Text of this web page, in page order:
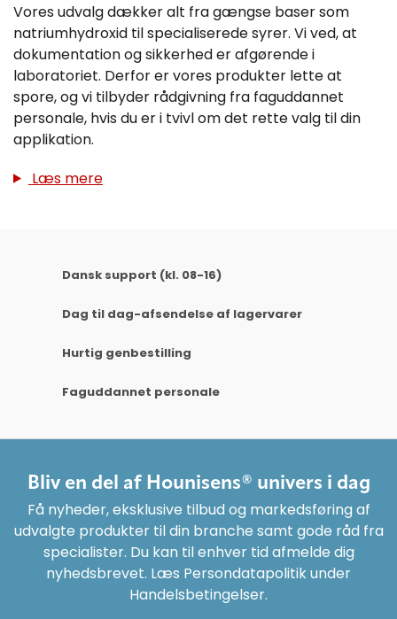
Vores udvalg dækker alt fra gængse baser som
natriumhydroxid til specialiserede syrer. Vi ved, at
dokumentation og sikkerhed er afgørende i
laboratoriet. Derfor er vores produkter lette at
spore, og vi tilbyder rådgivning fra faguddannet
personale, hvis du er i tvivl om det rette valg til din
applikation.
Læs mere
Dansk support (kl. 08-16)
Dag til dag-afsendelse af lagervarer
Hurtig genbestilling
Faguddannet personale
Bliv en del af Hounisens® univers i dag
Få nyheder, eksklusive tilbud og markedsføring af
udvalgte produkter til din branche samt gode råd fra
specialister. Du kan til enhver tid afmelde dig
nyhedsbrevet. Læs Persondatapolitik under
Handelsbetingelser.